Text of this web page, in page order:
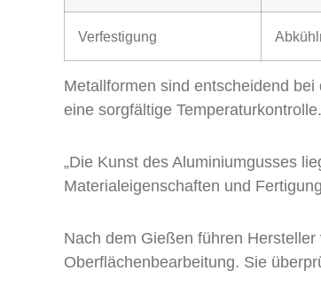
Verfestigung
Metallformen sind entscheidend
eine sorgfältige
„Die Kunst des Aluminiumgusses
Materialeigenschaften und
Nach dem Gießen führen
Oberflächenbearbeitung. Sie